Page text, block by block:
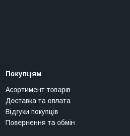
Покупцям
Асортимент товарів
Доставка та оплата
Відгуки покупців
Повернення та обмін